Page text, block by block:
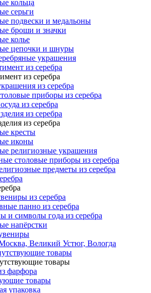
кольца
серьги
подвески и медальоны
броши и значки
колье
цепочки и шнуры
украшения
из серебра
из серебра
из серебра
приборы из серебра
из серебра
из серебра
из серебра
кресты
иконы
религиозные украшения
столовые приборы из серебра
предметы из серебра
из серебра
панно из серебра
и символы года из серебра
напёрстки
Великий Устюг, Вологда
товары
товары
фарфора
товары
упаковка